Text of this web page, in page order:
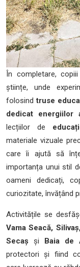
În completare,
științe, unde
folosindtruse
dedicat energiilor
lecțiilor de
materiale vizuale
care îi ajută să
importanța unui stil
oameni dedicați,
curiozitate, învățând
Activitățile se
Vama Seacă,
Secaș și Baia de
protectori și fiind